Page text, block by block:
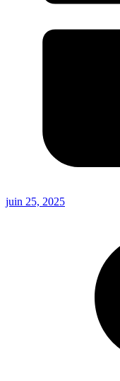
juin 25, 2025